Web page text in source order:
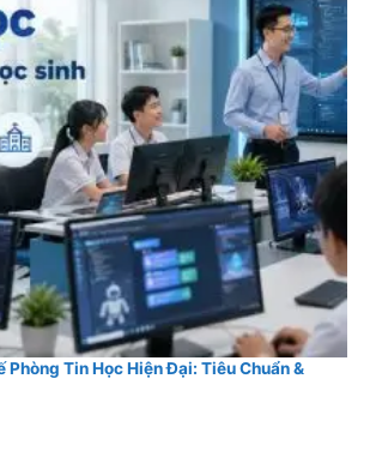
Phòng Tin Học Hiện Đại: Tiêu Chuẩn &